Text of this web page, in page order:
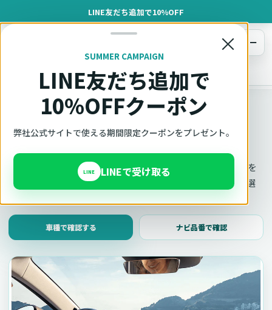
LINE友だち追加で10%OFF
×
SUMMER CAMPAIGN
LINE友だち追加で
10%OFFクーポン
弊社公式サイトで使える期間限定クーポンをプレゼント。
LINE LINEで受け取る
オットキャスト
メニュー
車種適合確認
車種適合確認
車種と年式で適合確認
Ottocast（オットキャスト）の対応製品、条件、注意事項を
このページ内で見られます。 迷った場合は、車種と年式を選
車種で確認する ナビ品番で確認